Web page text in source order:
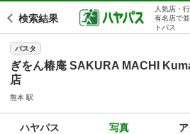
検索結果
人気店・
有名店で
トパス
パスタ
ぎをん椿庵 SAKURA MACHI
店
熊本 駅
ハヤパス 写真